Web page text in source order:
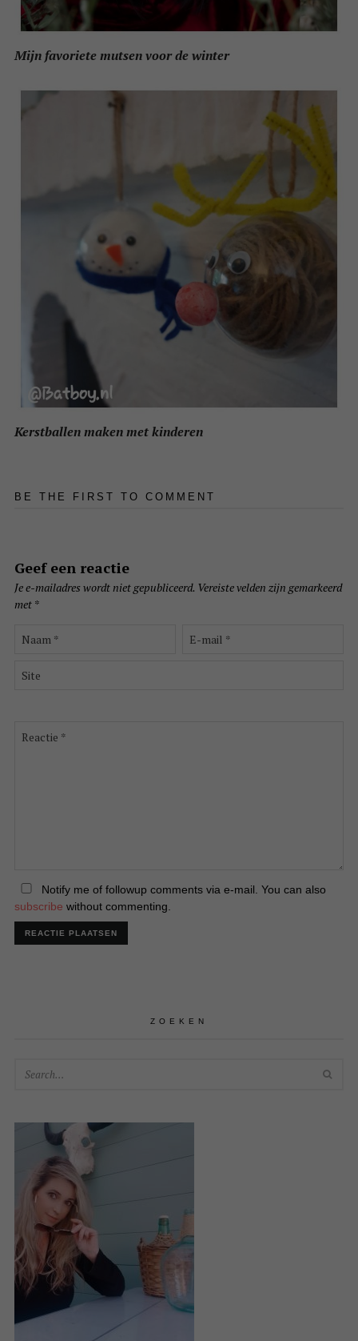
Mijn favoriete mutsen voor de winter
Kerstballen maken met kinderen
BE THE FIRST TO COMMENT
Geef een reactie
Je e-mailadres wordt niet gepubliceerd. Vereiste velden zijn gemarkeerd
met *
Notify me of followup comments via e-mail. You can also
subscribe without commenting.
ZOEKEN